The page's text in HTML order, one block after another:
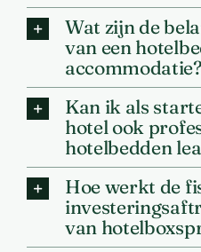
Wat zijn de
van een
accommodatie?
Kan ik als
hotel ook
hotelbedden
Hoe werkt de
van